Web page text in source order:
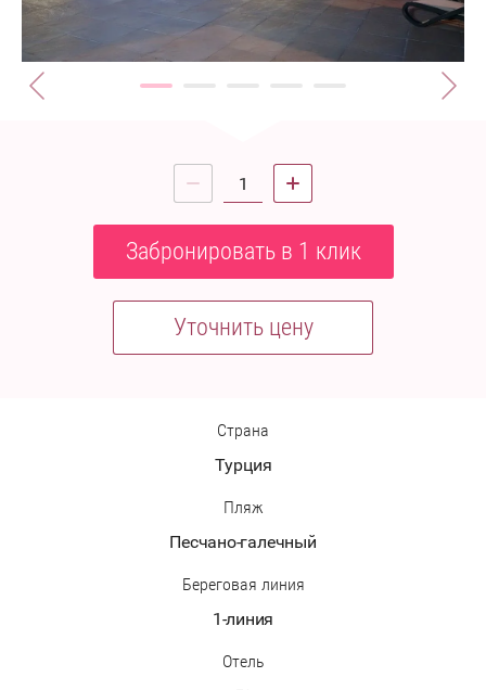
Забронировать в 1 клик
Уточнить цену
Страна
Турция
Пляж
Песчано-галечный
Береговая линия
1-линия
Отель